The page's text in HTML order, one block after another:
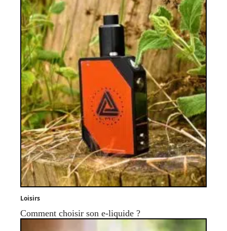
Loisirs
Comment choisir son e-liquide ?